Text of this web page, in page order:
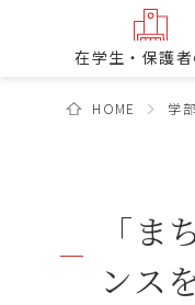
在学生・保護
HOME 学
「
ンス